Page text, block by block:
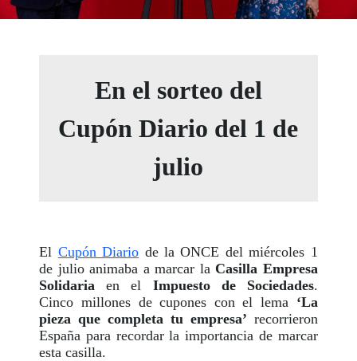
En el sorteo del
Cupón Diario del 1 de
julio
El Cupón Diario de la ONCE del miércoles 1
de julio animaba a marcar la Casilla Empresa
Solidaria en el Impuesto de Sociedades.
Cinco millones de cupones con el lema ‘La
pieza que completa tu empresa’ recorrieron
España para recordar la importancia de marcar
esta casilla.